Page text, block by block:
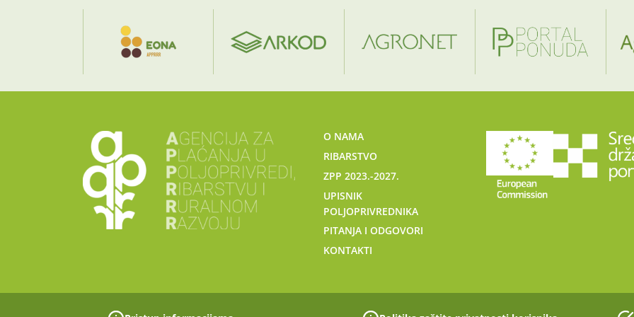
O NAMA
RIBARSTVO
ZPP 2023.-2027.
UPISNIK
POLJOPRIVREDNIKA
PITANJA I ODGOVORI
KONTAKTI